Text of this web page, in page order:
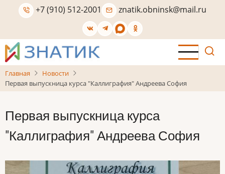
Перейти
содержанию
+7 (910) 512-2001 znatik.obninsk@mail.ru
Главная
Новости
Первая выпускница курса "Каллиграфия" Андреева София
Первая выпускница курса
"Каллиграфия" Андреева София